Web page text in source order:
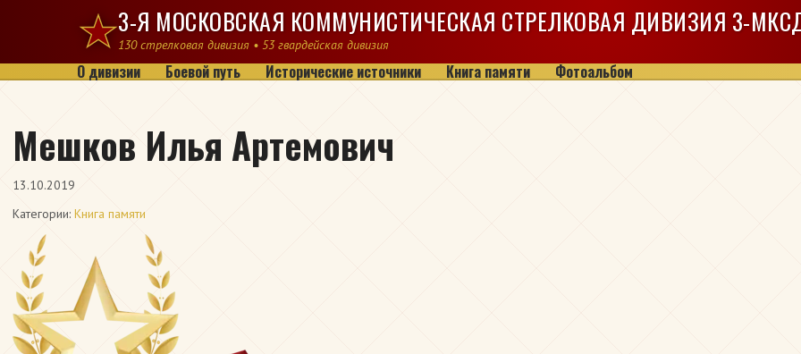
Перейти к содержимому3-Я МОСКОВСКАЯ КОММУНИСТИЧЕСКАЯ СТРЕЛКОВАЯ ДИВИЗИЯ 3-
130 стрелковая дивизия • 53 гвардейская дивизия
О дивизии Боевой путь Исторические источники Книга памяти Фотоальбом
Мешков Илья Артемович
13.10.2019
Категории: Книга памяти